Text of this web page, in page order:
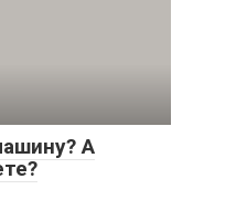
А